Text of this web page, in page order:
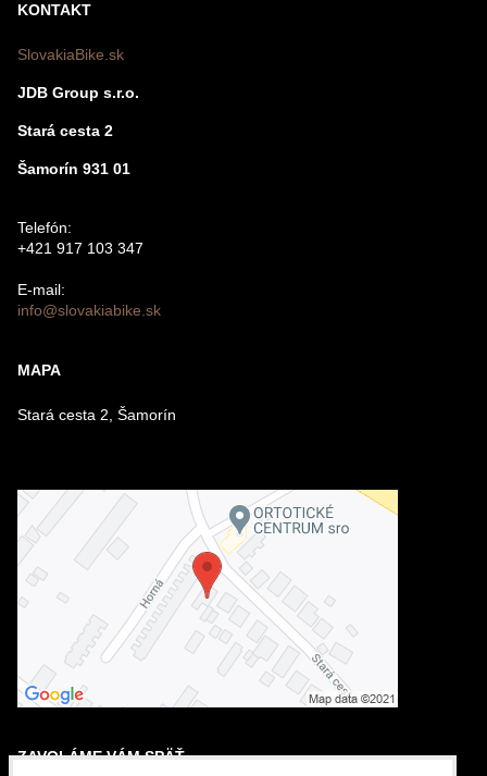
Nový komentár
MENO
VÁŠ E-MAIL
KONTAKT
SlovakiaBike.sk
JDB Group s.r.o.
Stará cesta 2
Šamorín 931 01
Telefón:
+421 917 103 347
E-mail:
info@slovakiabike.sk
MAPA
Stará cesta 2, Šamorín
ZAVOLÁME VÁM SPÄŤ